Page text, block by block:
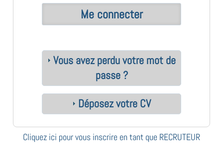
Vous avez perdu votre mot de
passe ?
Déposez votre CV
Cliquez ici pour vous inscrire en tant que RECRUTEUR